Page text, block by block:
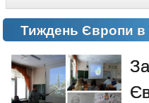
Тиждень Європи